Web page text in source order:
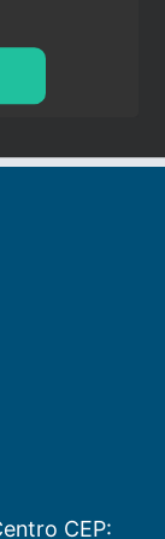
CEP: